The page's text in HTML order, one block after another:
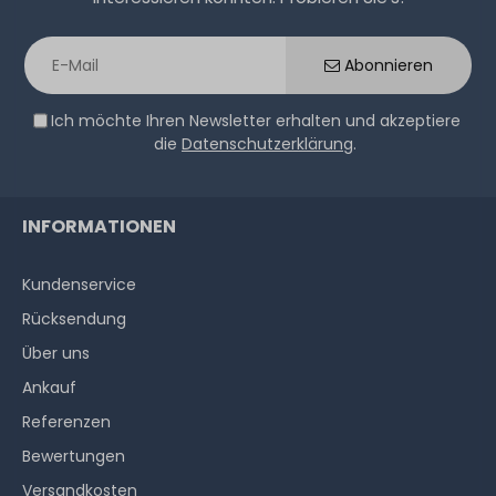
2 Jahre mit Next-Business-Day Support und 5x9 Vor-
Abonnieren
Ich möchte Ihren Newsletter erhalten und akzeptiere
die Datenschutzerklärung.
INFORMATIONEN
Kundenservice
Rücksendung
Über uns
Ankauf
Referenzen
Bewertungen
Versandkosten